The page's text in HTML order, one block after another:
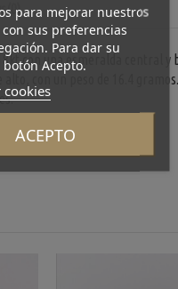
(0)
con una esmeralda central
alto, con un peso de 16.4
para mejorar nuestros
sus preferencias
Para dar su
Acepto.
cookies
ACEPTO